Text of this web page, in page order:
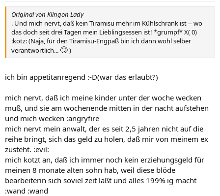
Original von Klingon Lady
. Und mich nervt, daß kein Tiramisu mehr im Kühlschrank ist -- wo
das doch seit drei Tagen mein Lieblingsessen ist! *grumpf* X( 0)
:kotz: (Naja, für den Tiramisu-Engpaß bin ich dann wohl selber
verantwortlich... 🙄)
ich bin appetitanregend :-D(war das erlaubt?)
mich nervt, daß ich meine kinder unter der woche wecken
muß, und sie am wochenende mitten in der nacht aufstehen
und mich wecken :angryfire
mich nervt mein anwalt, der es seit 2,5 jahren nicht auf die
reihe bringt, sich das geld zu holen, daß mir von meinem ex
zusteht. :evil:
mich kotzt an, daß ich immer noch kein erziehungsgeld für
meinen 8 monate alten sohn hab, weil diese blöde
bearbeiterin sich soviel zeit läßt und alles 199% ig macht
:wand :wand